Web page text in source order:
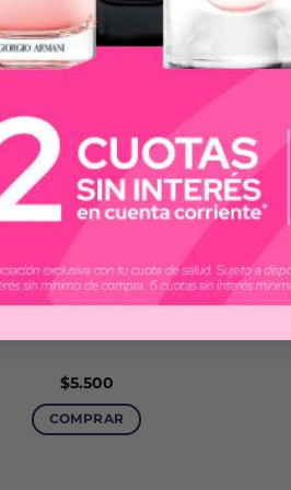
LAS PEPAS
$5.500
COMPRAR